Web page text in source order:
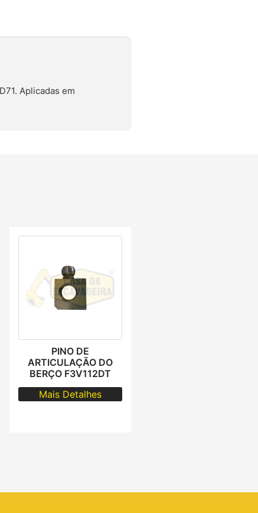
Aplicadas em
PINO DE
ARTICULAÇÃO DO
BERÇO F3V112DT
Mais Detalhes